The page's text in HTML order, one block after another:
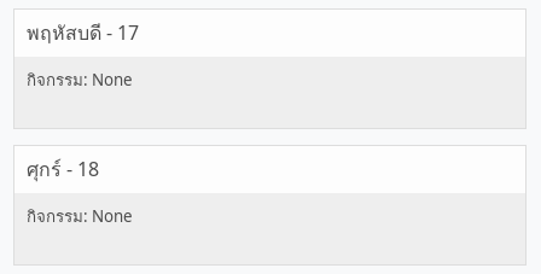
พฤหัสบดี - 17
ศุกร์ - 18